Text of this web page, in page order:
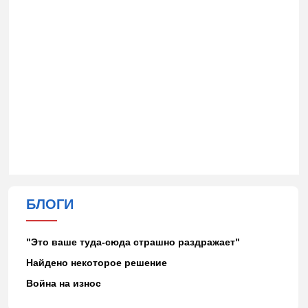
БЛОГИ
"Это ваше туда-сюда страшно раздражает"
Найдено некоторое решение
Война на износ